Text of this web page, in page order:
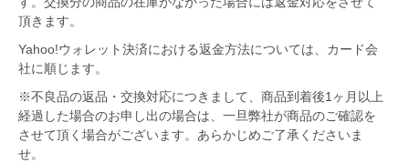
頂きます。
Yahoo!ウォレット決済における返金方法については、カード会
社に順じます。
※不良品の返品・交換対応につきまして、商品到着後1ヶ月以上
経過した場合のお申し出の場合は、一旦弊社が商品のご確認を
させて頂く場合がございます。あらかじめご了承くださいま
せ。